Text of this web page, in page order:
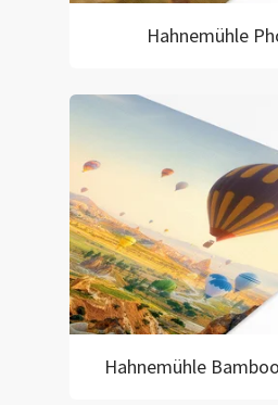
Hahnemühle
Hahnemühle